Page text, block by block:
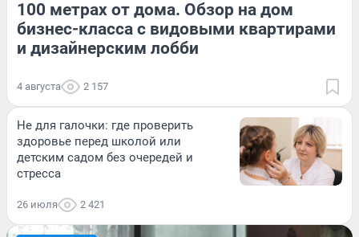
100 метрах от дома. Обзор на дом
бизнес-класса с видовыми квартирами
и дизайнерским лобби
4 августа 2 157
Не для галочки: где проверить
здоровье перед школой или
детским садом без очередей и
стресса
26 июля 2 421